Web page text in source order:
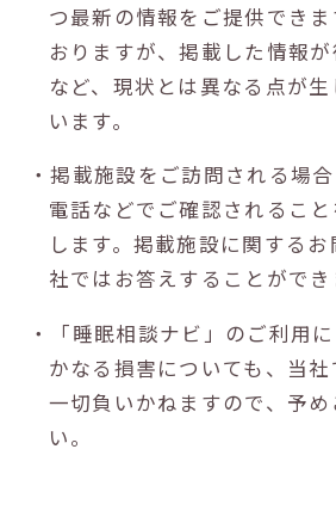
つ最新の情報をご提供でき
おりますが、掲載した情報
など、現状とは異なる点が
います。
・掲載施設をご訪問される場
電話などでご確認されるこ
します。掲載施設に関する
社ではお答えすることができ
・「睡眠相談ナビ」のご利用
かなる損害についても、当
一切負いかねますので、予め
い。